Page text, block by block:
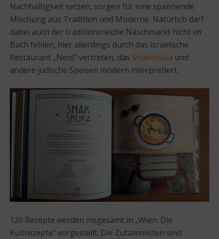
Nachhaltigkeit setzen, sorgen für eine spannende
Mischung aus Tradition und Moderne. Natürlich darf
dabei auch der traditionsreiche Naschmarkt nicht im
Buch fehlen, hier allerdings durch das israelische
Restaurant „Neni“ vertreten, das Shakshuka und
andere jüdische Speisen modern interpretiert.
120 Rezepte werden insgesamt in „Wien. Die
Kultrezepte“ vorgestellt. Die Zutatenlisten sind